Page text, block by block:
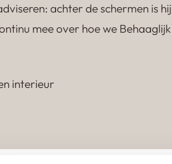
achter de schermen is
mee over hoe we
interieur